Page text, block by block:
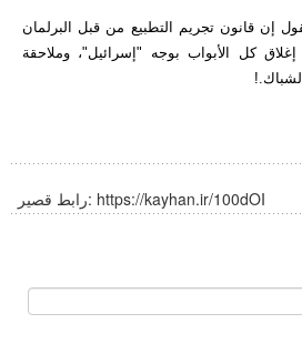
إن قانون تجريم التطبيع من قبل البرلمان
كل الأبواب بوجه "إسرائيل"، وملاحقة
رابط قصير: https://kayhan.ir/100dOI